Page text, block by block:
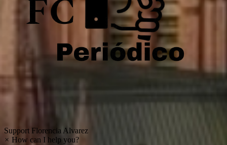
Support Florencia Alvarez
× How can I help you?